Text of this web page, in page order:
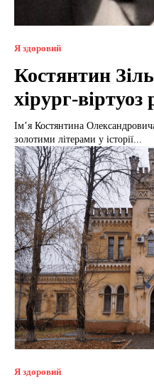
Я здоровий
Костянтин
хірург-
Ім’я Костянтина
золотими літерами у історії...
Я здоровий